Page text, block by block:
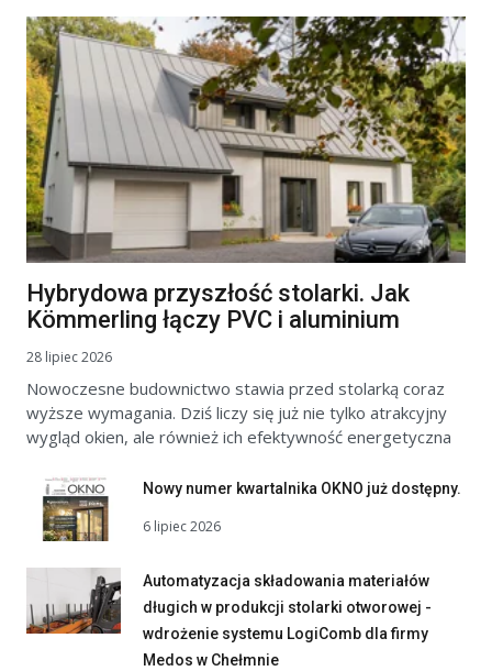
Hybrydowa przyszłość stolarki. Jak
Kömmerling łączy PVC i aluminium
28 lipiec 2026
Nowoczesne budownictwo stawia przed stolarką coraz
wyższe wymagania. Dziś liczy się już nie tylko atrakcyjny
wygląd okien, ale również ich efektywność energetyczna
Nowy numer kwartalnika OKNO już dostępny.
6 lipiec 2026
Automatyzacja składowania materiałów
długich w produkcji stolarki otworowej -
wdrożenie systemu LogiComb dla firmy
Medos w Chełmnie